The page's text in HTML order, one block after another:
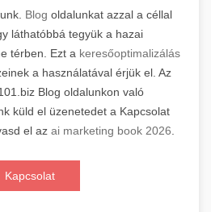
Blog oldalunkat azzal a céllal
láthatóbbá tegyük a hazai
térben. Ezt a keresőoptimalizálás
a használatával érjük el. Az
Blog oldalunkon való
küld el üzenetedet a Kapcsolat
el az ai marketing book 2026
Kapcsolat